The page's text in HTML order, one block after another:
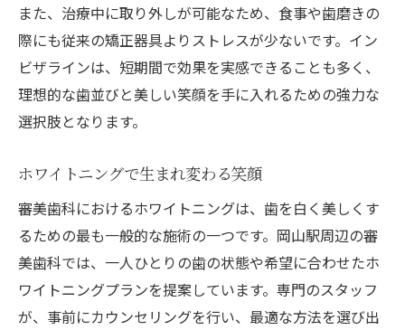
また、治療中に取り外しが可能なため、食事や歯磨きの
際にも従来の矯正器具よりストレスが少ないです。イン
ビザラインは、短期間で効果を実感できることも多く、
理想的な歯並びと美しい笑顔を手に入れるための強力な
選択肢となります。
ホワイトニングで生まれ変わる笑顔
審美歯科におけるホワイトニングは、歯を白く美しくす
るための最も一般的な施術の一つです。岡山駅周辺の審
美歯科では、一人ひとりの歯の状態や希望に合わせたホ
ワイトニングプランを提案しています。専門のスタッフ
が、事前にカウンセリングを行い、最適な方法を選び出